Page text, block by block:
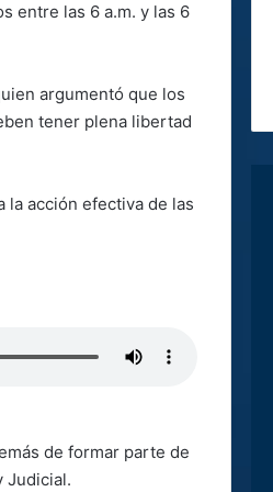
entre las 6 a.m. y las 6
argumentó que los
tener plena libertad
la acción efectiva de las
de formar parte de
Judicial.